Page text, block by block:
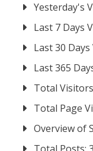
Yesterday's
Last 7 Days
Last 30
Last 365
Total
Total Page
Overview of